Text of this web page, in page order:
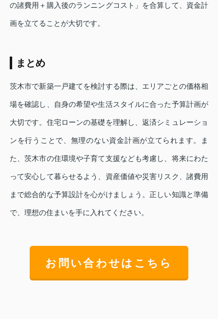
の諸費用＋購入後のランニングコスト」を合算して、資金計
画を立てることが大切です。
まとめ
茨木市で新築一戸建てを検討する際は、エリアごとの価格相
場を確認し、自身の希望や生活スタイルに合った予算計画が
大切です。住宅ローンの基礎を理解し、返済シミュレーショ
ンを行うことで、無理のない資金計画が立てられます。ま
た、茨木市の住環境や子育て支援なども考慮し、将来にわた
って安心して暮らせるよう、資産価値や災害リスク、諸費用
まで総合的な予算設計を心がけましょう。正しい知識と準備
で、理想の住まいを手に入れてください。
お問い合わせはこちら